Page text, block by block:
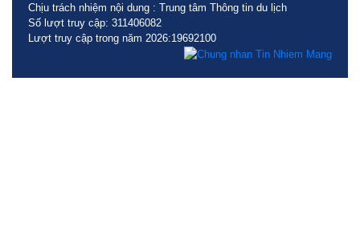
Chịu trách nhiệm nội dung : Trung tâm Thông tin du lịch
Số lượt truy cập: 311406082
Lượt truy cập trong năm 2026:19692100